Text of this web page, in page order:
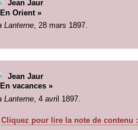
Jean Jaur
Orient »
Lanterne, 28 mars 1897.
Jean Jaur
vacances »
Lanterne, 4 avril 1897.
Cliquez pour lire la note de contenu :